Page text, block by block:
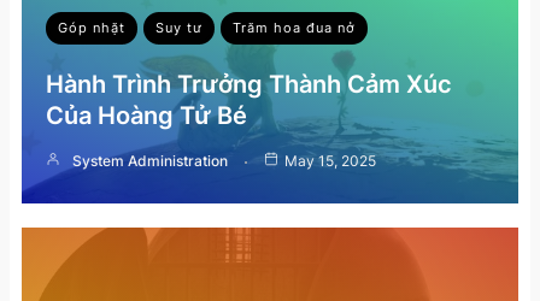
Góp nhặt Suy tư Trăm hoa đua nở
Hành Trình Trưởng Thành Cảm Xúc
Của Hoàng Tử Bé
System Administration May 15, 2025